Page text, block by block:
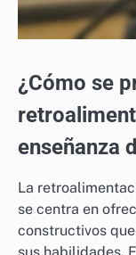
¿Cómo se
enseñanza
La
se centra en
constructivos